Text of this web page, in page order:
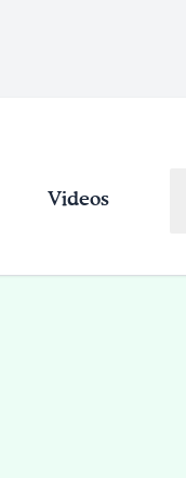
Videos